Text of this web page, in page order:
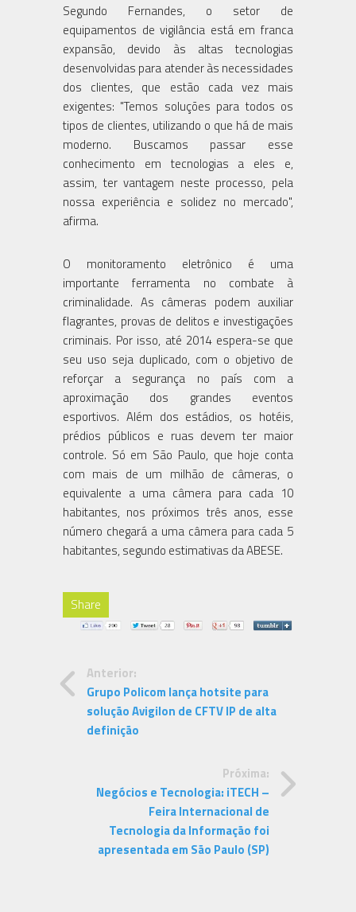
Segundo Fernandes, o setor de
equipamentos de vigilância está em franca
expansão, devido às altas tecnologias
desenvolvidas para atender às necessidades
dos clientes, que estão cada vez mais
exigentes: "Temos soluções para todos os
tipos de clientes, utilizando o que há de mais
moderno. Buscamos passar esse
conhecimento em tecnologias a eles e,
assim, ter vantagem neste processo, pela
nossa experiência e solidez no mercado",
afirma.
O monitoramento eletrônico é uma
importante ferramenta no combate à
criminalidade. As câmeras podem auxiliar
flagrantes, provas de delitos e investigações
criminais. Por isso, até 2014 espera-se que
seu uso seja duplicado, com o objetivo de
reforçar a segurança no país com a
aproximação dos grandes eventos
esportivos. Além dos estádios, os hotéis,
prédios públicos e ruas devem ter maior
controle. Só em São Paulo, que hoje conta
com mais de um milhão de câmeras, o
equivalente a uma câmera para cada 10
habitantes, nos próximos três anos, esse
número chegará a uma câmera para cada 5
habitantes, segundo estimativas da ABESE.
Share
Anterior:
Grupo Policom lança hotsite para
solução Avigilon de CFTV IP de alta
definição
Próxima:
Negócios e Tecnologia: iTECH –
Feira Internacional de
Tecnologia da Informação foi
apresentada em São Paulo (SP)